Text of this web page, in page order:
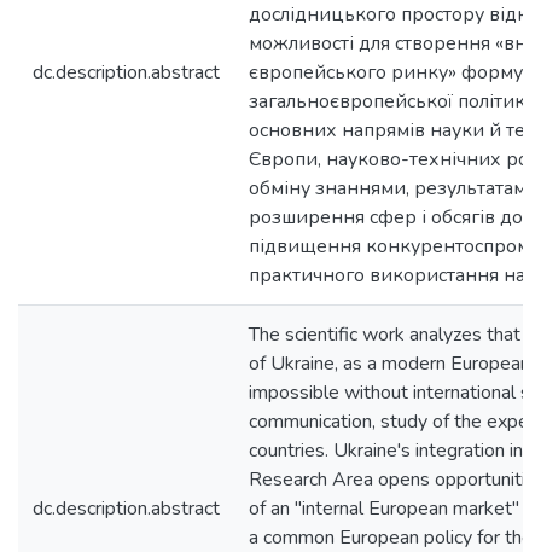
dc.description.abstract
дослідницького простору
можливості для створення
європейського ринку»
загальноєвропейської
основних напрямів науки й
Європи, науково-технічних
обміну знаннями,
розширення сфер і обсягів
підвищення
практичного використання
dc.description.abstract
The scientific work analyzes that
of Ukraine, as a modern European
impossible without international
communication, study of the
countries. Ukraine's integration
Research Area opens
of an "internal European market"
a common European policy for